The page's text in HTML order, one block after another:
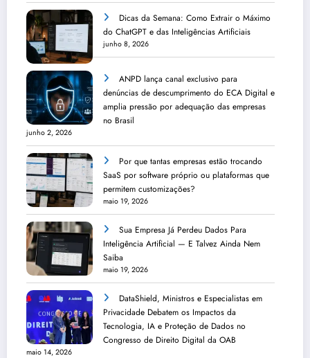
Dicas da Semana: Como Extrair o Máximo
do ChatGPT e das Inteligências Artificiais
junho 8, 2026
ANPD lança canal exclusivo para
denúncias de descumprimento do ECA Digital e
amplia pressão por adequação das empresas
no Brasil
junho 2, 2026
Por que tantas empresas estão trocando
SaaS por software próprio ou plataformas que
permitem customizações?
maio 19, 2026
Sua Empresa Já Perdeu Dados Para
Inteligência Artificial — E Talvez Ainda Nem
Saiba
maio 19, 2026
DataShield, Ministros e Especialistas em
Privacidade Debatem os Impactos da
Tecnologia, IA e Proteção de Dados no
Congresso de Direito Digital da OAB
maio 14, 2026